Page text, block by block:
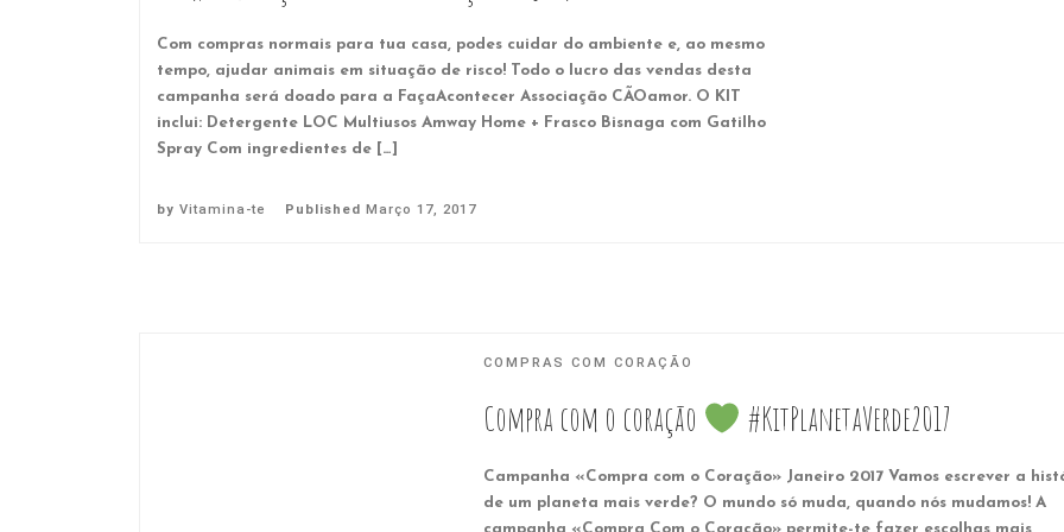
Com compras normais para tua casa, podes cuidar do ambiente e, ao mesmo
tempo, ajudar animais em situação de risco! Todo o lucro das vendas desta
campanha será doado para a FaçaAcontecer Associação CÃOamor. O KIT
inclui: Detergente LOC Multiusos Amway Home + Frasco Bisnaga com Gatilho
Spray Com ingredientes de […]
by Vitamina-te Published Março 17, 2017
COMPRAS COM CORAÇÃO
Compra com o coração #KitPlanetaVerde2017
Campanha «Compra com o Coração» Janeiro 2017 Vamos escrever a
de um planeta mais verde? O mundo só muda, quando nós mudamos! A